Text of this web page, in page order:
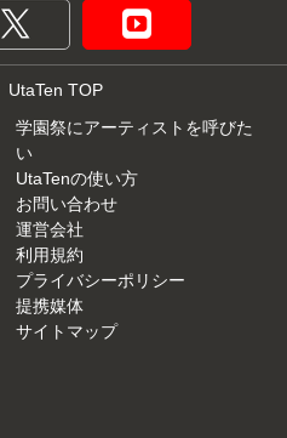
UtaTen TOP
学園祭にアーティストを呼びた
い
UtaTenの使い方
お問い合わせ
運営会社
利用規約
プライバシーポリシー
提携媒体
サイトマップ